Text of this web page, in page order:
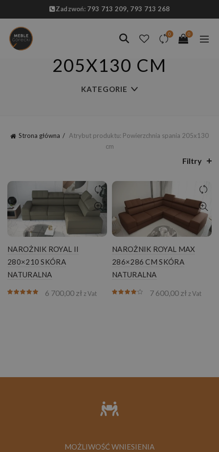
Zadzwoń: 793 713 209, 793 713 268
0 0
205X130 CM
KATEGORIE
Strona główna Atrybut produktu: Powierzchnia spania 205x130
cm
Filtry
NAROŻNIK ROYAL II
280×210 SKÓRA
NATURALNA
6 700,00 zł z Vat
NAROŻNIK ROYAL MAX
286×286 CM SKÓRA
NATURALNA
7 600,00 zł z Vat
MOŻLIWOŚĆ WNIESIENIA